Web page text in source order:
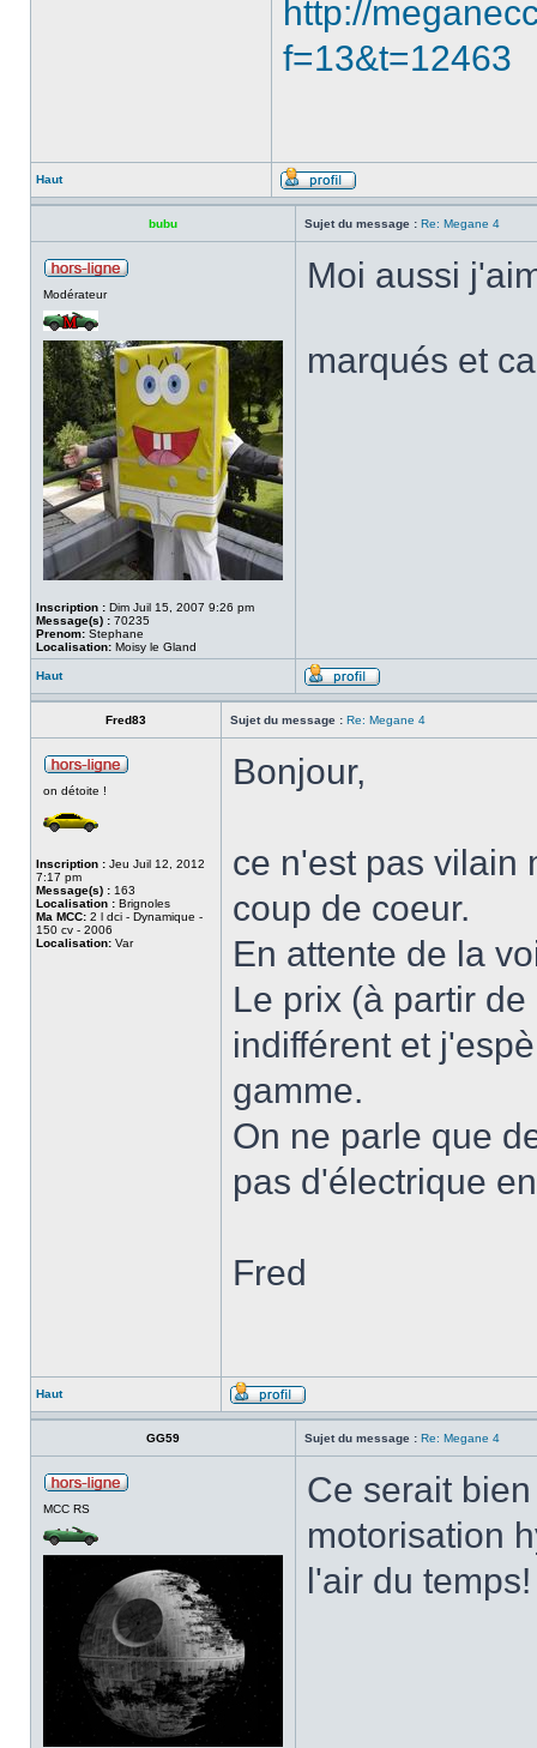
http://
f=13&t=12463
Haut
bubu Sujet du message : Re: Megane 4
Modérateur
Inscription : Dim Juil 15, 2007 9:26 pm
Message(s) : 70235
Prenom: Stephane
Localisation: Moisy le Gland
Moi aussi
marqués et
Haut
Fred83 Sujet du message : Re: Megane 4
on détoite !
Inscription : Jeu Juil 12, 2012
7:17 pm
Message(s) : 163
Localisation : Brignoles
Ma MCC: 2 l dci - Dynamique -
150 cv - 2006
Localisation: Var
Bonjour,
ce n'est pas vilain
coup de coeur.
En attente de la
Le prix (à partir
indifférent et
gamme.
On ne parle que
pas d'électrique
Fred
Haut
GG59 Sujet du message : Re: Megane 4
MCC RS
Ce serait
motorisation
l'air du